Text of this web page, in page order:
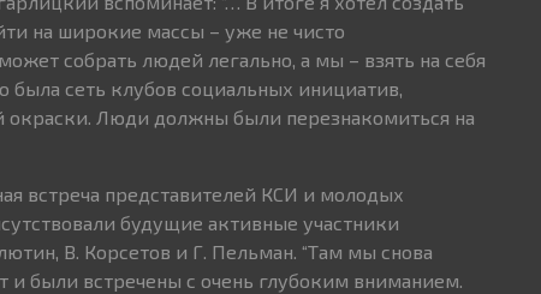
на широкие массы – уже не чисто
собрать людей легально, а мы – взять на себя
была сеть клубов социальных инициатив,
Люди должны были перезнакомиться на
встреча представителей КСИ и молодых
будущие активные участники
В. Корсетов и Г. Пельман. “Там мы снова
и были встречены с очень глубоким вниманием.